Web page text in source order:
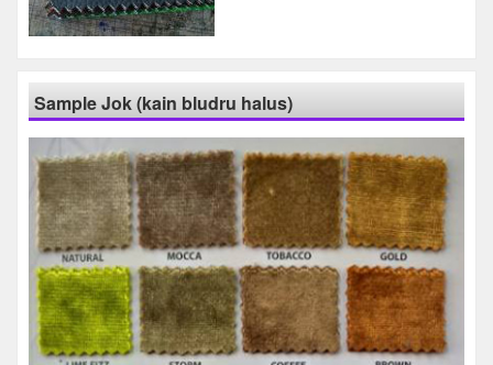
Sample Jok (kain bludru halus)